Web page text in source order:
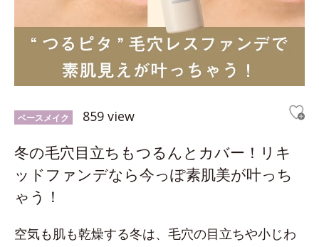
ベースメイク 859 view
冬の毛穴目立ちもつるんとカバー！リキ
ッドファンデなら今っぽ素肌美が叶っち
ゃう！
空気も肌も乾燥する冬は、毛穴の目立ちや小じわ